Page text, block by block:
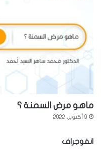
ماهو مرض السمنة ؟
9 أكتوبر، 2022
انفوجراف